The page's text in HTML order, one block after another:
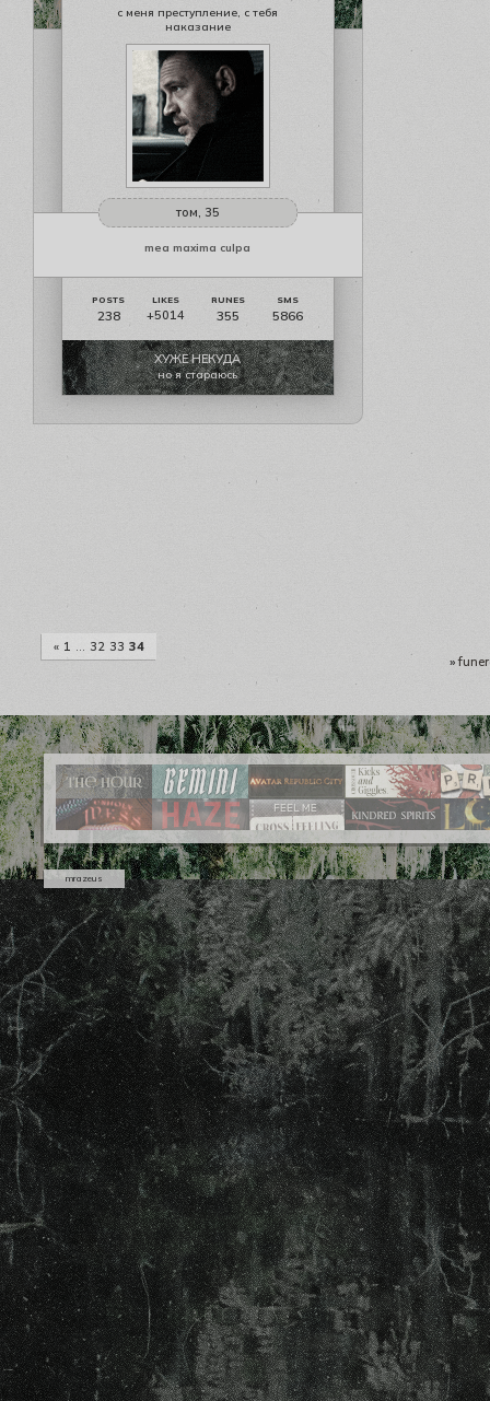
с меня преступление, с тебя
наказание
том, 35
mea maxima culpa
238 +5014 355 5866
ХУЖЕ НЕКУДА
но я стараюсь
« 1 32 33 34
»
mrazeus